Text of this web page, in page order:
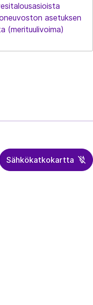
asetuksen
(merituulivoima)
Sähkökatkokartta